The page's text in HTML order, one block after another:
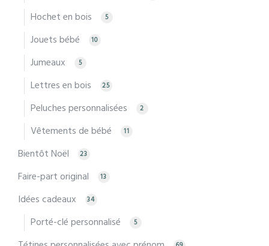
Hochet en bois
5
Jouets bébé 10
Jumeaux 5
Lettres en bois 25
Peluches personnalisées 2
Vêtements de bébé 11
Bientôt Noël 23
Faire-part original 13
Idées cadeaux 34
Porté-clé personnalisé 5